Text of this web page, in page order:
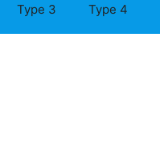
Type 3 Type 4